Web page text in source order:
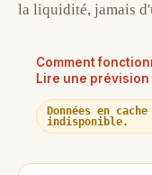
la liquidité, jamais
Comment
Lire une
Données en
indisponible.